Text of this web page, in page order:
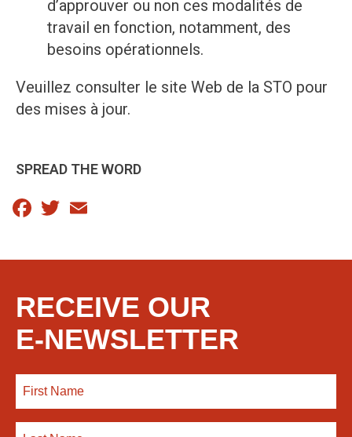
d’approuver ou non ces modalités de
travail en fonction, notamment, des
besoins opérationnels.
Veuillez consulter le site Web de la STO pour
des mises à jour.
SPREAD THE WORD
Facebook
Twitter
RECEIVE OUR
E-NEWSLETTER